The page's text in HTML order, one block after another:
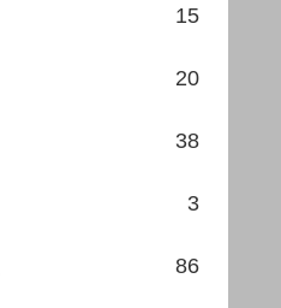
15
20
38
3
86